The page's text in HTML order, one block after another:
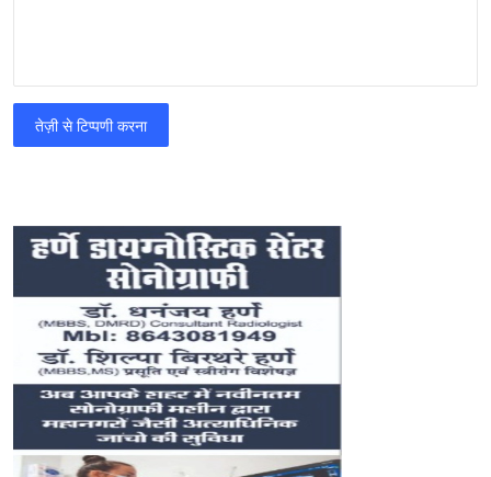
तेज़ी से टिप्पणी करना